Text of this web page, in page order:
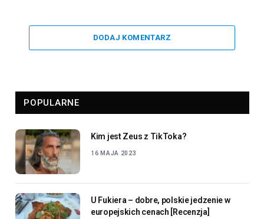
DODAJ KOMENTARZ
POPULARNE
Kim jest Zeus z TikToka?
16 MAJA 2023
U Fukiera – dobre, polskie jedzenie w
europejskich cenach [Recenzja]